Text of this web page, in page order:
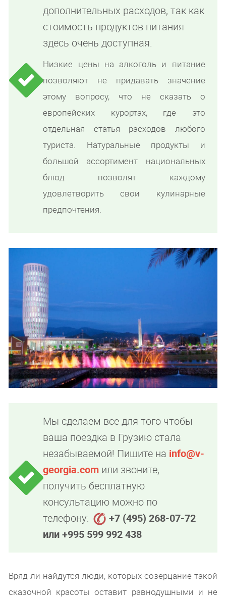
дополнительных расходов, так как
стоимость продуктов питания
здесь очень доступная.
Низкие цены на алкоголь и питание
позволяют не придавать значение
этому вопросу, что не сказать о
европейских курортах, где это
отдельная статья расходов любого
туриста. Натуральные продукты и
большой ассортимент национальных
блюд позволят каждому
удовлетворить свои кулинарные
предпочтения.
Мы сделаем все для того чтобы
ваша поездка в Грузию стала
незабываемой! Пишите на info@v-
georgia.com или звоните,
получить бесплатную
консультацию можно по
телефону:
+7 (495) 268-07-72
или +995 599 992 438
Вряд ли найдутся люди, которых созерцание такой
сказочной красоты оставит равнодушными и не